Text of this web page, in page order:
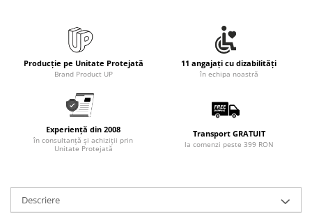
Foarfece pentru birou
Curatenie si igiena
Articole pentru baie
Articole pentru bucatarie
Maturi, mopuri si galeti
dispensere
Articole pentru rufe, casa,
Producție pe Unitate Protejată
Brand Product UP
11 angajați cu dizabilități
în echipa noastră
Experiență din 2008
în consultanță și achiziții prin
Unitate Protejată
Transport GRATUIT
la comenzi peste 399 RON
Descriere